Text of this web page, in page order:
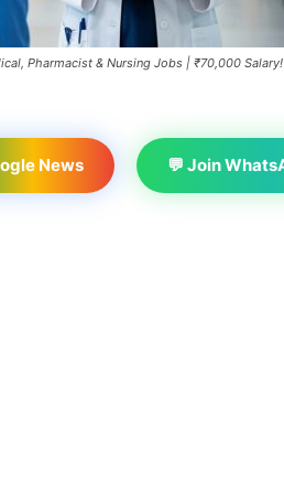
Pharmacist & Nursing Jobs | ₹70,000 Salary!
News 💬 Join